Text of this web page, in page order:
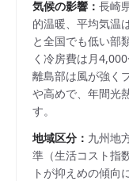
気候の影響： 長崎
的温暖、平均気温
と全国でも低い部
く冷房費は月
離島部は風が強く
や高めで、年間光
す。
地域区分： 九州地
準（生活コスト指
トが抑えめの傾向